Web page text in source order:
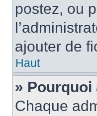
postez, ou
ajouter de
Haut
»
Chaque